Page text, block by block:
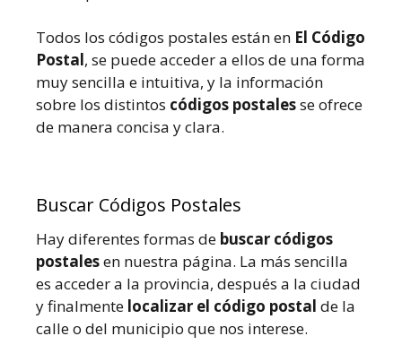
Todos los códigos postales están en El Código
Postal, se puede acceder a ellos de una forma
muy sencilla e intuitiva, y la información
sobre los distintos códigos postalesse ofrece
de manera concisa y clara.
Buscar Códigos Postales
Hay diferentes formas de buscar códigos
postalesen nuestra página. La más sencilla
es acceder a la provincia, después a la ciudad
y finalmente localizar el código postal de la
calle o del municipio que nos interese.